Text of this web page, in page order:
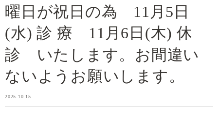
曜日が祝日の為 11月5日
(水) 診 療 11月6日(木) 休
診 いたします。お間違い
ないようお願いします。
2025.10.15